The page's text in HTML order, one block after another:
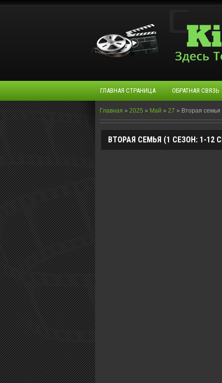
ГЛАВНАЯ СТРАНИЦА ОБРАТНАЯ СВЯЗЬ
Главная » 2025 » Май » 27 » Вторая
ВТОРАЯ СЕМЬЯ (1 СЕЗОН: 1-12